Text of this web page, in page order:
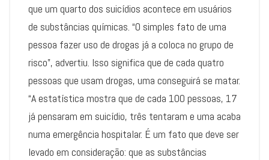
que um quarto dos suicídios acontece em usuários
de substâncias químicas. “O simples fato de uma
pessoa fazer uso de drogas já a coloca no grupo de
risco”, advertiu. Isso significa que de cada quatro
pessoas que usam drogas, uma conseguirá se matar.
“A estatística mostra que de cada 100 pessoas, 17
já pensaram em suicídio, três tentaram e uma acaba
numa emergência hospitalar. É um fato que deve ser
levado em consideração: que as substâncias